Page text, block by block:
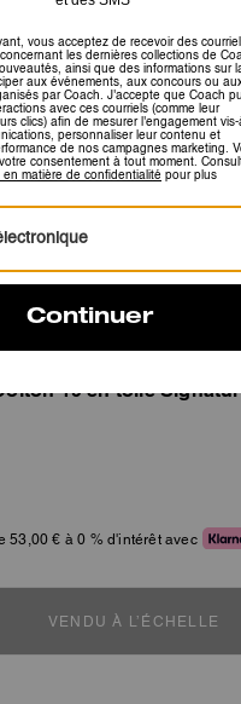
19 en toile
53,00 € à 0 % d'intérêt avec
VENDU À L’ÉCHELLE